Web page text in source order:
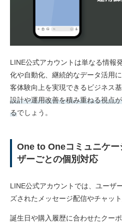
LINE公式アカウントは単なる情報
化や自動化、継続的なデータ活用
客体験向上を実現できるビジネス
設計や運用改善を積み重ねる視点
るでしょう。
One to Oneコミュニケ
ザーごとの個別対応
LINE公式アカウントでは、ユーザ
ズされたメッセージ配信やチャッ
誕生日や購入履歴に合わせたクー